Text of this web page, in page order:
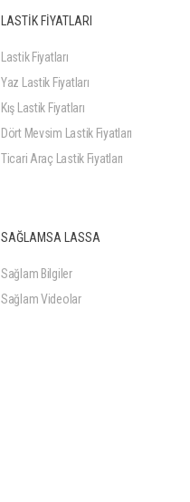
LASTİK FİYATLARI
Lastik Fiyatları
Yaz Lastik Fiyatları
Kış Lastik Fiyatları
Dört Mevsim Lastik Fiyatları
Ticari Araç Lastik Fiyatları
SAĞLAMSA LASSA
Sağlam Bilgiler
Sağlam Videolar